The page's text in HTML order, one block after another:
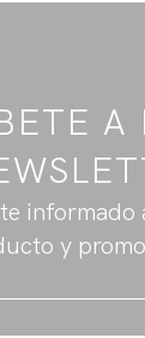
A
informado
y